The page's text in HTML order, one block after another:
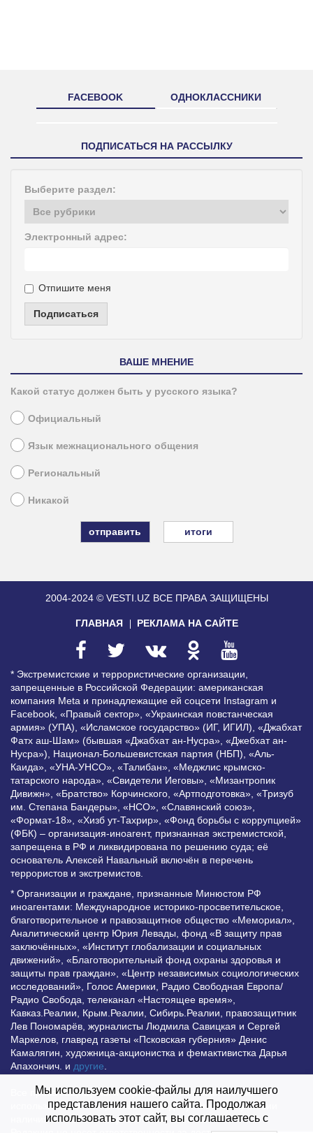
FACEBOOK ОДНОКЛАССНИКИ
ПОДПИСАТЬСЯ НА РАССЫЛКУ
Выберите раздел:
Электронный адрес:
Отпишите меня
Подписаться
ВАШЕ МНЕНИЕ
Какой статус должен быть у русского языка?
Официальный
Язык межнационального общения
Региональный
Никакой
итоги
2004-2024 © VESTI.UZ ВСЕ ПРАВА ЗАЩИЩЕНЫ
ГЛАВНАЯ РЕКЛАМА НА САЙТЕ
* Экстремистские и террористические организации,
запрещенные в Российской Федерации: американская
компания Meta и принадлежащие ей соцсети Instagram и
Facebook, «Правый сектор», «Украинская повстанческая
армия» (УПА), «Исламское государство» (ИГ, ИГИЛ), «Джабхат
Фатх аш-Шам» (бывшая «Джабхат ан-Нусра», «Джебхат ан-
Нусра»), Национал-Большевистская партия (НБП), «Аль-
Каида», «УНА-УНСО», «Талибан», «Меджлис крымско-
татарского народа», «Свидетели Иеговы», «Мизантропик
Дивижн», «Братство» Корчинского, «Артподготовка», «Тризуб
им. Степана Бандеры», «НСО», «Славянский союз»,
«Формат-18», «Хизб ут-Тахрир», «Фонд борьбы с коррупцией»
(ФБК) – организация-иноагент, признанная экстремистской,
запрещена в РФ и ликвидирована по решению суда; её
основатель Алексей Навальный включён в перечень
террористов и экстремистов.
* Организации и граждане, признанные Минюстом РФ
иноагентами: Международное историко-просветительское,
благотворительное и правозащитное общество «Мемориал»,
Аналитический центр Юрия Левады, фонд «В защиту прав
заключённых», «Институт глобализации и социальных
движений», «Благотворительный фонд охраны здоровья и
защиты прав граждан», «Центр независимых социологических
исследований», Голос Америки, Радио Свободная Европа/
Радио Свобода, телеканал «Настоящее время»,
Кавказ.Реалии, Крым.Реалии, Сибирь.Реалии, правозащитник
Лев Пономарёв, журналисты Людмила Савицкая и Сергей
Маркелов, главред газеты «Псковская губерния» Денис
Камалягин, художница-акционистка и фемактивистка Дарья
Апахончич. и другие.
Все права защищены и охраняются законом. Любое
использование материалов сайта допустимо при условии
наличия активной гиперссылки на Vesti.UZ.
Мы используем cookie-файлы для наилучшего
представления нашего сайта. Продолжая
использовать этот сайт, вы соглашаетесь с